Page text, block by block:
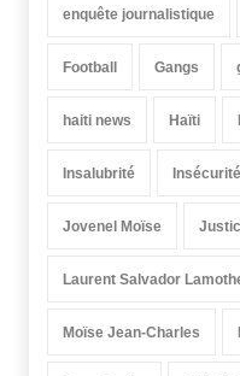
enquête journalistique
Football Gangs
haiti news Haïti
Insalubrité Insécurité
Jovenel Moïse
Laurent Salvador
Moïse Jean-Charles